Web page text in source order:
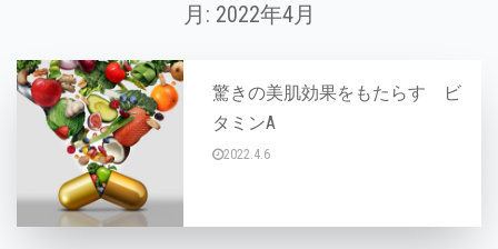
月: 2022年4月
驚きの美肌効果をもたらす ビ
タミンA
2022.4.6